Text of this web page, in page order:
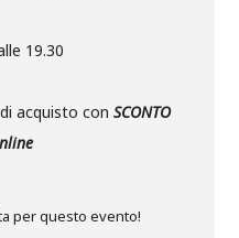
19.30
acquisto conSCONTO
per questo evento!